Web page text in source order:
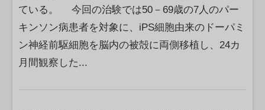
ている。 今回の治験では50－69歳の7人のパー
キンソン病患者を対象に、iPS細胞由来のドーパミ
ン神経前駆細胞を脳内の被殻に両側移植し、24カ
月間観察した...